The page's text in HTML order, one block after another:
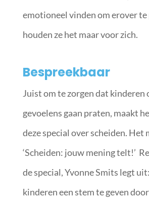
emotioneel vinden om erover te
houden ze het maar voor zich.
Bespreekbaar
Juist om te zorgen dat kinderen
gevoelens gaan praten, maakt
deze special over scheiden. Het
‘Scheiden: jouw mening telt!’
de special, Yvonne Smits legt
kinderen een stem te geven